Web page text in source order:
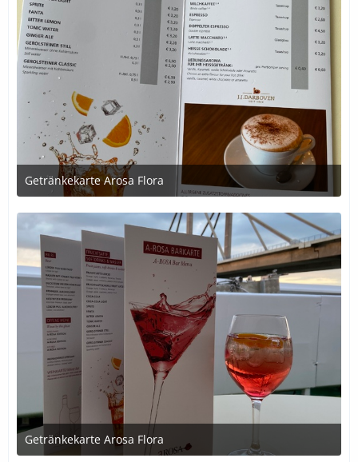
Getränkekarte Arosa Flora
1. Juli 2020 um 21:39
Getränkekarte Arosa Flora
1. Juli 2020 um 21:38